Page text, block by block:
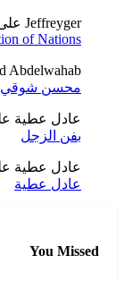
Jeffreyger
of Nations
Abdelwahab
محسن شوقي |
عادل عطية
بفن الزجل
عادل عطية
عادل عطية
You Missed